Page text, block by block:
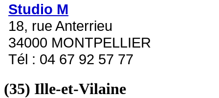
Studio M
18, rue Anterrieu
34000 MONTPELLIER
Tél : 04 67 92 57 77
(35) Ille-et-Vilaine